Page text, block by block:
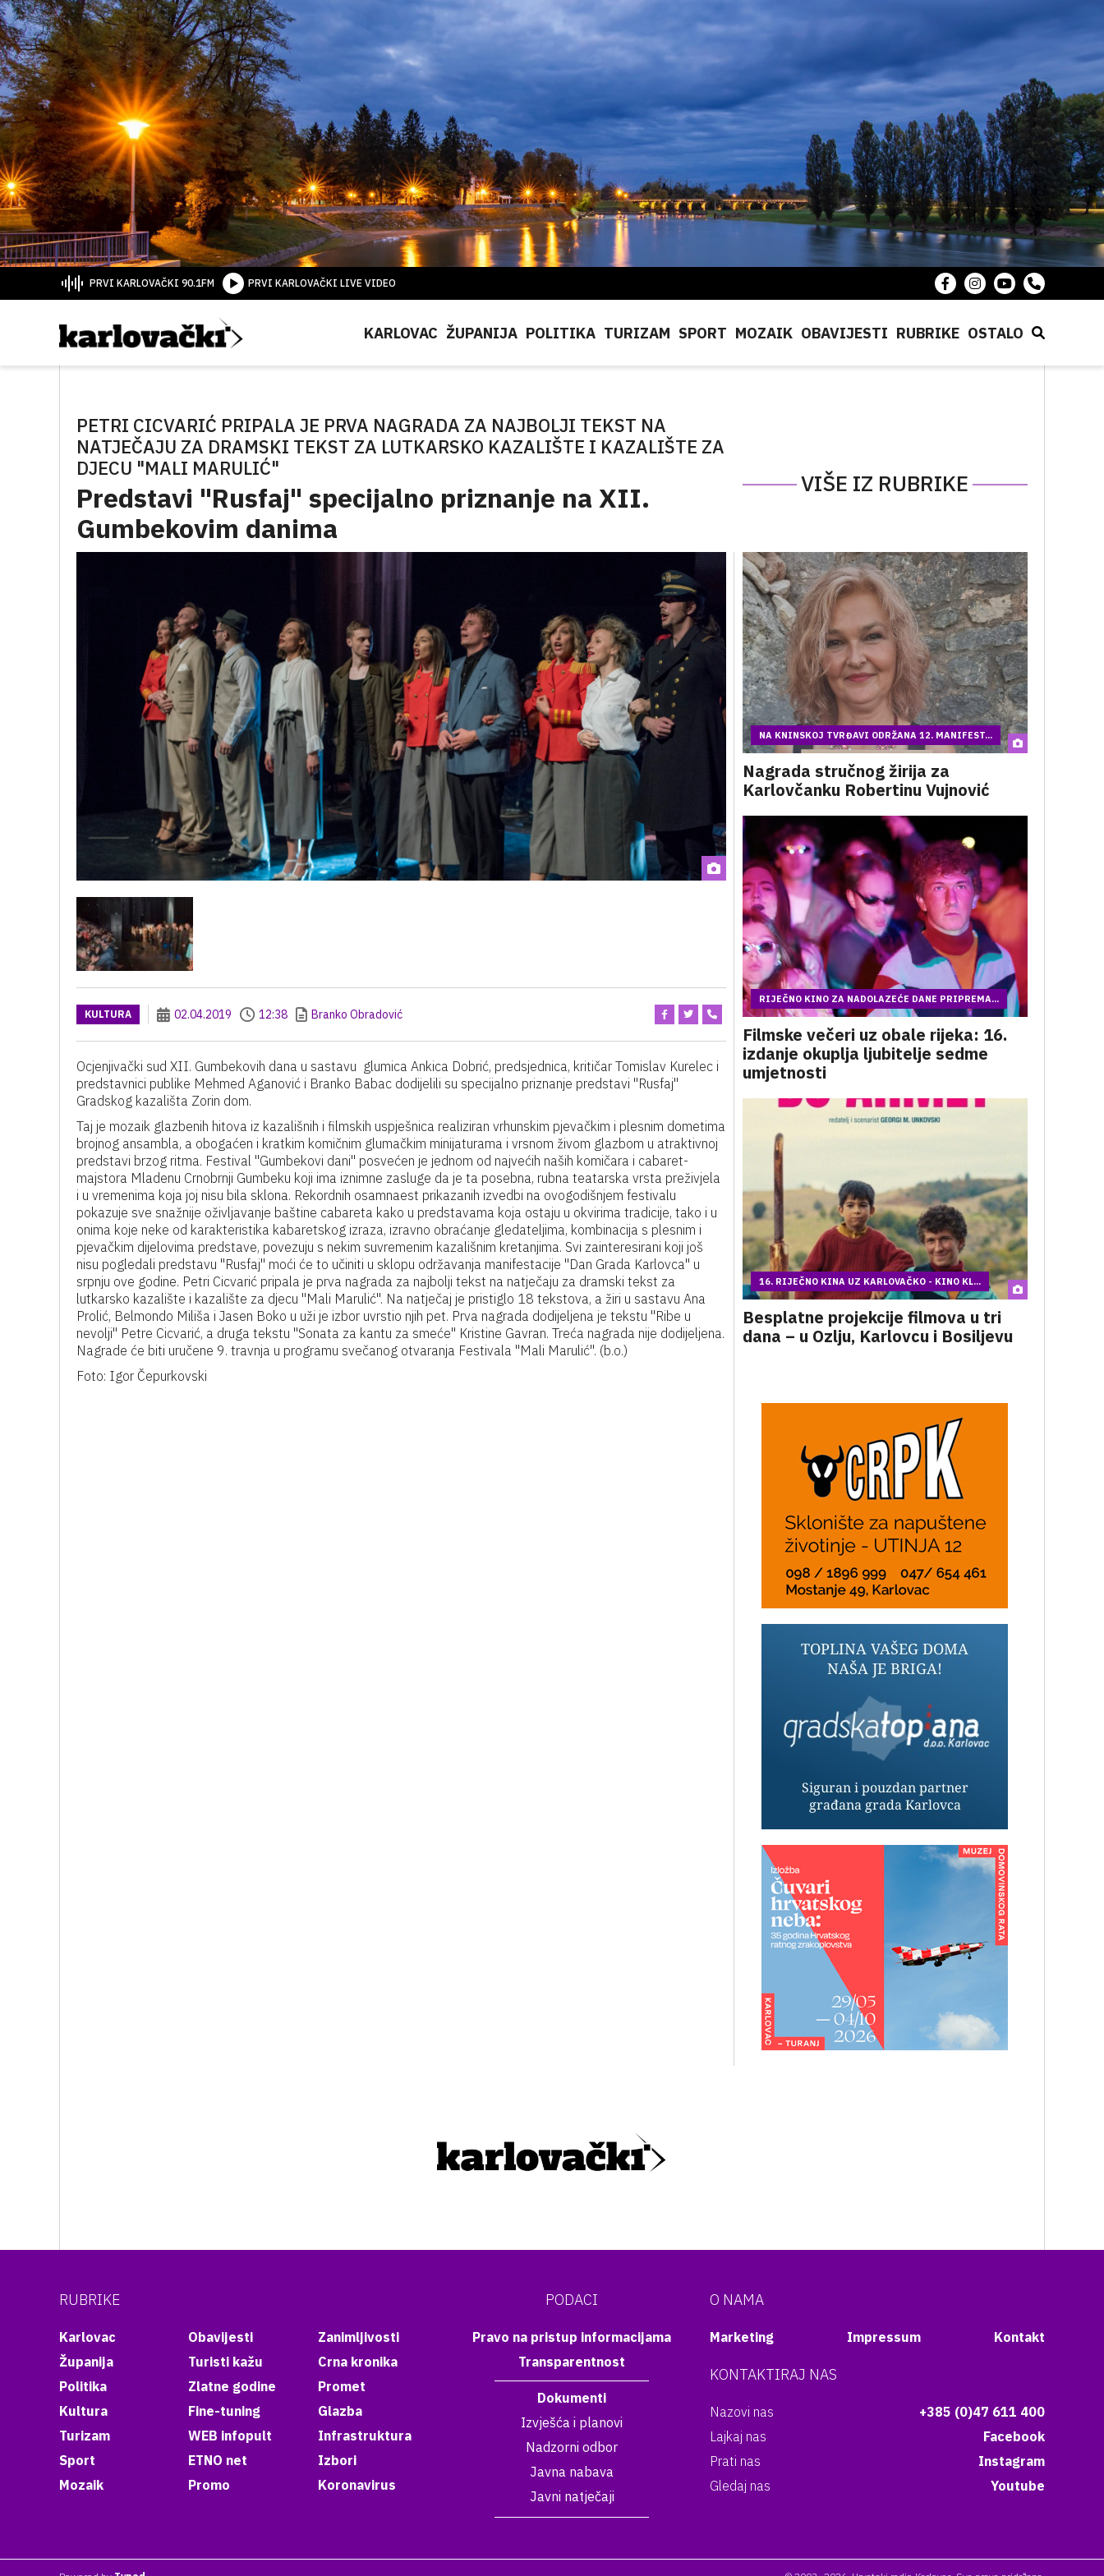
PRVI KARLOVAČKI 90.1FM PRVI KARLOVAČKI LIVE VIDEO
KARLOVAC ŽUPANIJA POLITIKA TURIZAM SPORT MOZAIK OBAVIJESTI RUBRIKE OSTALO
PETRI CICVARIĆ PRIPALA JE PRVA NAGRADA ZA NAJBOLJI TEKST NA
NATJEČAJU ZA DRAMSKI TEKST ZA LUTKARSKO KAZALIŠTE I KAZALIŠTE ZA
DJECU "MALI MARULIĆ"
Predstavi "Rusfaj" specijalno priznanje na XII.
Gumbekovim danima
VIŠE IZ RUBRIKE
KULTURA 02.04.2019 12:38 Branko Obradović
Ocjenjivački sud XII. Gumbekovih dana u sastavu glumica Ankica Dobrić, predsjednica, kritičar Tomislav Kurelec i
predstavnici publike Mehmed Aganović i Branko Babac dodijelili su specijalno priznanje predstavi "Rusfaj"
Gradskog kazališta Zorin dom.
Taj je mozaik glazbenih hitova iz kazališnih i filmskih uspješnica realiziran vrhunskim pjevačkim i plesnim dometima
brojnog ansambla, a obogaćen i kratkim komičnim glumačkim minijaturama i vrsnom živom glazbom u atraktivnoj
predstavi brzog ritma. Festival "Gumbekovi dani" posvećen je jednom od najvećih naših komičara i cabaret-
majstora Mladenu Crnobrnji Gumbeku koji ima iznimne zasluge da je ta posebna, rubna teatarska vrsta preživjela
i u vremenima koja joj nisu bila sklona. Rekordnih osamnaest prikazanih izvedbi na ovogodišnjem festivalu
pokazuje sve snažnije oživljavanje baštine cabareta kako u predstavama koja ostaju u okvirima tradicije, tako i u
onima koje neke od karakteristika kabaretskog izraza, izravno obraćanje gledateljima, kombinacija s plesnim i
pjevačkim dijelovima predstave, povezuju s nekim suvremenim kazališnim kretanjima. Svi zainteresirani koji još
nisu pogledali predstavu "Rusfaj" moći će to učiniti u sklopu održavanja manifestacije "Dan Grada Karlovca" u
srpnju ove godine. Petri Cicvarić pripala je prva nagrada za najbolji tekst na natječaju za dramski tekst za
lutkarsko kazalište i kazalište za djecu "Mali Marulić". Na natječaj je pristiglo 18 tekstova, a žiri u sastavu Ana
Prolić, Belmondo Miliša i Jasen Boko u uži je izbor uvrstio njih pet. Prva nagrada dodijeljena je tekstu "Ribe u
nevolji" Petre Cicvarić, a druga tekstu "Sonata za kantu za smeće" Kristine Gavran. Treća nagrada nije dodijeljena.
Nagrade će biti uručene 9. travnja u programu svečanog otvaranja Festivala "Mali Marulić". (b.o.)
Foto: Igor Čepurkovski
NA KNINSKOJ TVRĐAVI ODRŽANA 12. MANIFEST...
Nagrada stručnog žirija za
Karlovčanku Robertinu Vujnović
RIJEČNO KINO ZA NADOLAZEĆE DANE PRIPREMA...
Filmske večeri uz obale rijeka: 16.
izdanje okuplja ljubitelje sedme
umjetnosti
16. RIJEČNO KINA UZ KARLOVAČKO - KINO KL...
Besplatne projekcije filmova u tri
dana – u Ozlju, Karlovcu i Bosiljevu
RUBRIKE
Karlovac
Županija
Politika
Kultura
Turizam
Sport
Mozaik
Obavijesti
Turisti kažu
Zlatne godine
Fine-tuning
WEB infopult
ETNO net
Promo
Zanimljivosti
Crna kronika
Promet
Glazba
Infrastruktura
Izbori
Koronavirus
PODACI
Pravo na pristup informacijama
Transparentnost
Dokumenti
Izvješća i planovi
Nadzorni odbor
Javna nabava
Javni natječaji
O NAMA
Marketing Impressum Kontakt
KONTAKTIRAJ NAS
Nazovi nas
+385 (0)47 611 400
Lajkaj nas
Facebook
Prati nas
Instagram
Gledaj nas
Youtube